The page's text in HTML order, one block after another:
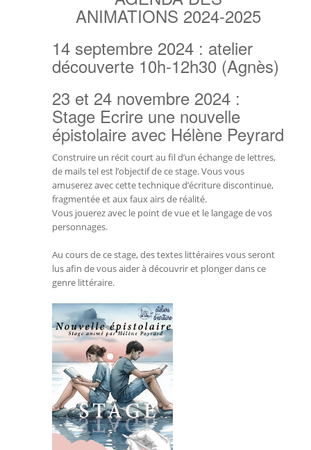
ANIMATIONS 2024-2025
14 septembre 2024 : atelier
découverte 10h-12h30 (Agnès)
23 et 24 novembre 2024 :
Stage Ecrire une nouvelle
épistolaire avec Hélène Peyrard
Construire un récit court au fil d’un échange de lettres,
de mails tel est l’objectif de ce stage. Vous vous
amuserez avec cette technique d’écriture discontinue,
fragmentée et aux faux airs de réalité.
Vous jouerez avec le point de vue et le langage de vos
personnages.
Au cours de ce stage, des textes littéraires vous seront
lus afin de vous aider à découvrir et plonger dans ce
genre littéraire.